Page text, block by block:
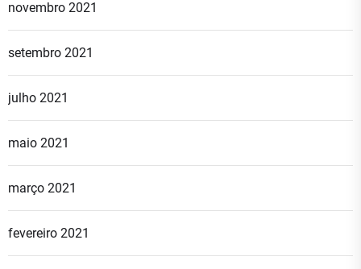
novembro 2021
setembro 2021
julho 2021
maio 2021
março 2021
fevereiro 2021